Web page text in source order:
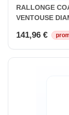
RALLONGE
VENTOUSE
141,96 €